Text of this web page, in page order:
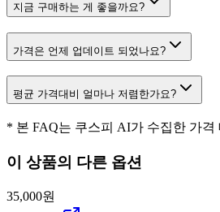
지금 구매하는 게 좋을까요?
가격은 언제 업데이트 되었나요?
평균 가격대비 얼마나 저렴한가요?
* 본 FAQ는 쿠스피 AI가 수집한 가
이 상품의 다른 옵션
35,000원